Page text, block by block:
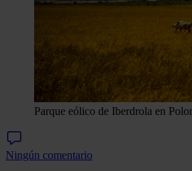
Parque eólico de Iberdrola en
Ningún comentario